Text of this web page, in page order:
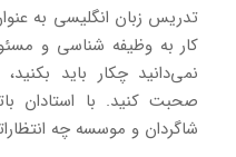
تدریس زبان انگلیسی به
کار به وظیفه شناسی و
نمی‌دانید چکار باید
صحبت کنید. با استادان
شاگردان و موسسه چه